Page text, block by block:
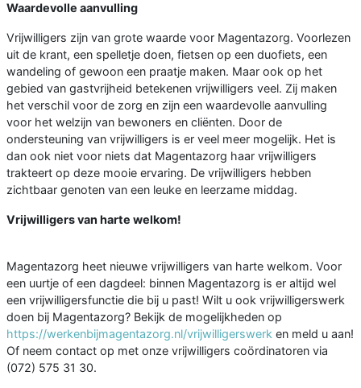
Waardevolle aanvulling
Vrijwilligers zijn van grote waarde voor Magentazorg. Voorlezen
uit de krant, een spelletje doen, fietsen op een duofiets, een
wandeling of gewoon een praatje maken. Maar ook op het
gebied van gastvrijheid betekenen vrijwilligers veel. Zij maken
het verschil voor de zorg en zijn een waardevolle aanvulling
voor het welzijn van bewoners en cliënten. Door de
ondersteuning van vrijwilligers is er veel meer mogelijk. Het is
dan ook niet voor niets dat Magentazorg haar vrijwilligers
trakteert op deze mooie ervaring. De vrijwilligers hebben
zichtbaar genoten van een leuke en leerzame middag.
Vrijwilligers van harte welkom!
Magentazorg heet nieuwe vrijwilligers van harte welkom. Voor
een uurtje of een dagdeel: binnen Magentazorg is er altijd wel
een vrijwilligersfunctie die bij u past! Wilt u ook vrijwilligerswerk
doen bij Magentazorg? Bekijk de mogelijkheden op
https://werkenbijmagentazorg.nl/vrijwilligerswerk en meld u aan!
Of neem contact op met onze vrijwilligers coördinatoren via
(072) 575 31 30.